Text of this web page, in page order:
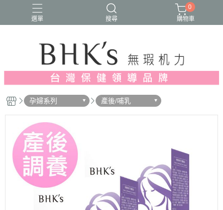
選單 搜尋
人氣推薦 多入優惠 日常維他命
漢方養生
蔓越莓/私密保養
0
購物車
孕婦系列 產後/哺乳